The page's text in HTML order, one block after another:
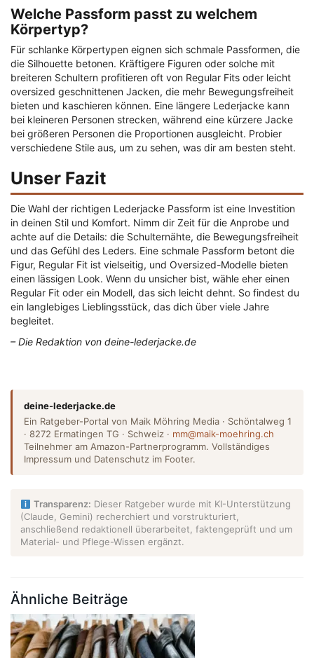
Welche Passform passt zu welchem
Körpertyp?
Für schlanke Körpertypen eignen sich schmale Passformen, die
die Silhouette betonen. Kräftigere Figuren oder solche mit
breiteren Schultern profitieren oft von Regular Fits oder leicht
oversized geschnittenen Jacken, die mehr Bewegungsfreiheit
bieten und kaschieren können. Eine längere Lederjacke kann
bei kleineren Personen strecken, während eine kürzere Jacke
bei größeren Personen die Proportionen ausgleicht. Probier
verschiedene Stile aus, um zu sehen, was dir am besten steht.
Unser Fazit
Die Wahl der richtigen Lederjacke Passform ist eine Investition
in deinen Stil und Komfort. Nimm dir Zeit für die Anprobe und
achte auf die Details: die Schulternähte, die Bewegungsfreiheit
und das Gefühl des Leders. Eine schmale Passform betont die
Figur, Regular Fit ist vielseitig, und Oversized-Modelle bieten
einen lässigen Look. Wenn du unsicher bist, wähle eher einen
Regular Fit oder ein Modell, das sich leicht dehnt. So findest du
ein langlebiges Lieblingsstück, das dich über viele Jahre
begleitet.
– Die Redaktion von deine-lederjacke.de
deine-lederjacke.de
Ein Ratgeber-Portal von Maik Möhring Media · Schöntalweg 1
· 8272 Ermatingen TG · Schweiz · mm@maik-moehring.ch
Teilnehmer am Amazon-Partnerprogramm. Vollständiges
Impressum und Datenschutz im Footer.
Transparenz: Dieser Ratgeber wurde mit KI-Unterstützung
(Claude, Gemini) recherchiert und vorstrukturiert,
anschließend redaktionell überarbeitet, faktengeprüft und um
Material- und Pflege-Wissen ergänzt.
Ähnliche Beiträge